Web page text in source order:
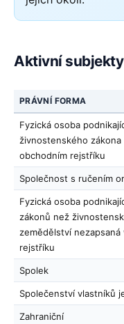
Aktivní
PRÁVNÍ FORMA
Fyzická osoba
živnostenského zákona
obchodním rejstříku
Společnost s ručením
Fyzická osoba
zákonů než
zemědělství
rejstříku
Spolek
Společenství vlastníků
Zahraniční